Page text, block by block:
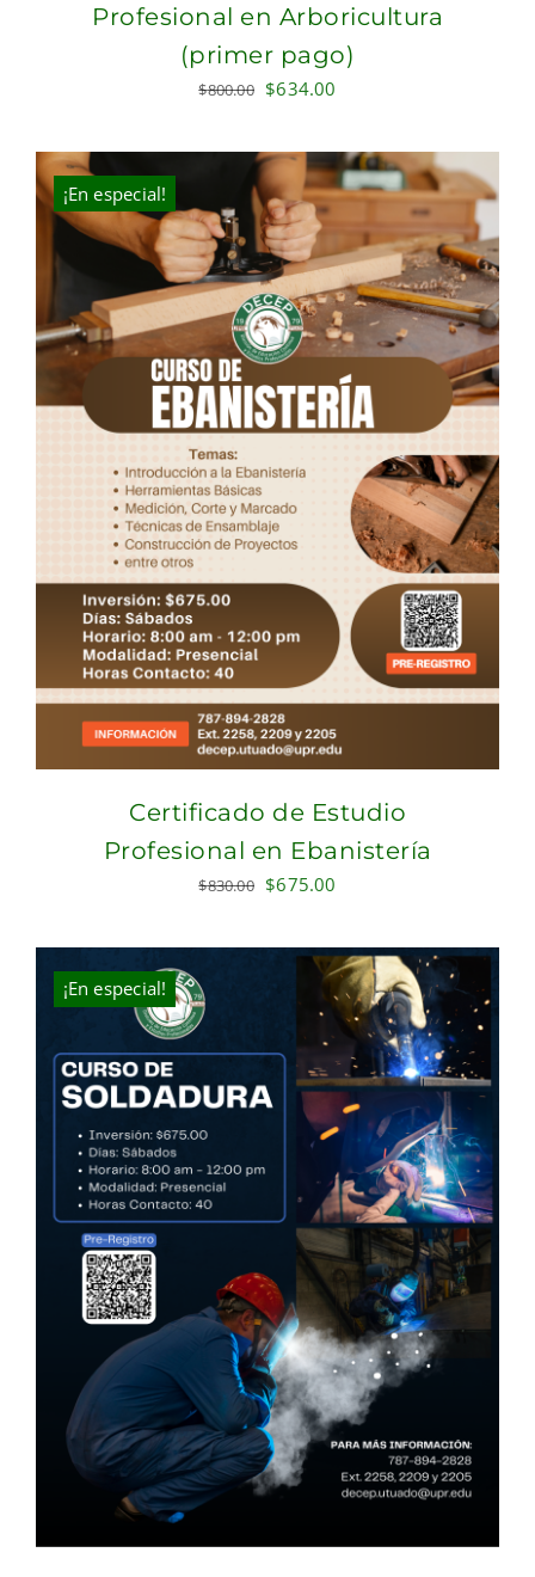
Profesional en Arboricultura
(primer pago)
$800.00 Original
was:
$800.00.
$634.00
is:
$634.00.
¡En especial!
Certificado de Estudio
Profesional en Ebanistería
$830.00 Original
was:
$830.00.
$675.00
is:
$675.00.
¡En especial!